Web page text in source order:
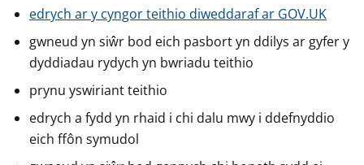
c
n
g
o
a
r
n
g
o
a
r
c
n
g
a
edrych ar y cyngor teithio diweddaraf ar GOV.UK
gwneud yn siŵr bod eich pasbort yn ddilys ar gyfer y
dyddiadau rydych yn bwriadu teithio
prynu yswiriant teithio
edrych a fydd yn rhaid i chi dalu mwy i ddefnyddio
eich ffôn symudol